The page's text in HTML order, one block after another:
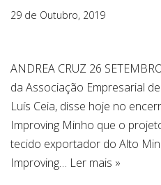
29 de Outubro, 2019
ANDREA CRUZ 26
da Associação Empresarial
Luís Ceia, disse hoje no
Improving Minho que o
tecido exportador do Alto
Improving… Ler mais »